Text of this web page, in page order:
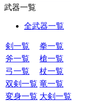
武器一覧
全武器一覧
剣一覧
拳一覧
斧一覧
槍一覧
弓一覧
杖一覧
双剣一覧 竜一覧
変身一覧 大剣一覧